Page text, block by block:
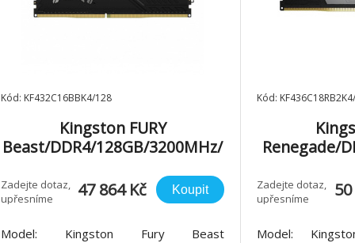
Kód: KF432C16BBK4/128
Kingston FURY
Beast/DDR4/128GB/3200MHz/
Zadejte dotaz,
upřesníme
47 864 Kč Koupit
Model: Kingston Fury Beast
Kód:
Renegade/
Zadejte dotaz,
upřesníme
Model: